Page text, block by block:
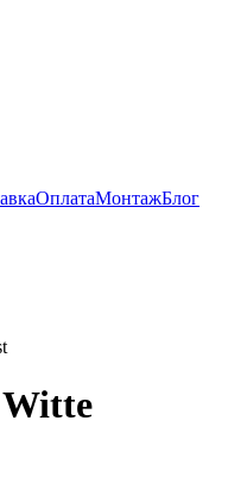
ОплатаМонтажБлог